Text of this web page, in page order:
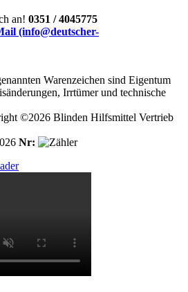
an! 0351 / 4045775
(info@deutscher-
Warenzeichen sind Eigentum
Irrtümer und technische
©2026 Blinden Hilfsmittel Vertrieb
Nr: